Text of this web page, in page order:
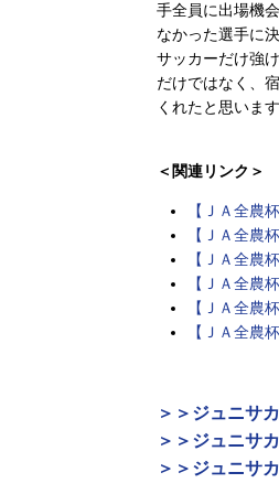
手全員に出場機
なかった選手に
サッカーだけ強
だけではなく、
くれたと思います
＜関連リンク＞
【ＪＡ全農
【ＪＡ全農
【ＪＡ全農
【ＪＡ全農
【ＪＡ全農
【ＪＡ全農
＞＞ジュニサ
＞＞ジュニサ
＞＞ジュニサ